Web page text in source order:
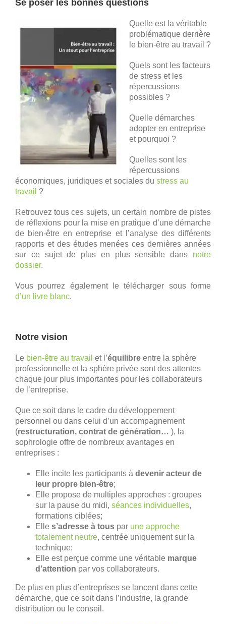
Se poser les bonnes questions
Quelle est la véritable
problématique derrière
le bien-être au travail ?
Quels sont les facteurs
de stress et les
répercussions
possibles ?
Quelle démarches
adopter en entreprise
et pourquoi ?
Quelles sont les
répercussions
économiques, juridiques et sociales du stress au
travail ?
Retrouvez tous ces sujets, un certain nombre de pistes
de réflexions pour la mise en pratique d’une démarche
de bien-être en entreprise et l’analyse des différents
rapports et des études menées ces dernières années
sur ce sujet de plus en plus sensible dans notre
dossier.
Vous pourrez également le télécharger sous forme
d’un livre blanc.
Notre vision
Le bien-être au travail et l’équilibreentre la sphère
professionnelle et la sphère privée sont des attentes
chaque jour plus importantes pour les collaborateurs
de l’entreprise.
Que ce soit dans le cadre du développement
personnel ou dans celui d’un accompagnement
(restructuration, contrat de génération… ), la
sophrologie offre de nombreux avantages en
entreprises :
Elle incite les participants à devenir acteur de
leur propre bien-être;
Elle propose de multiples approches : groupes
sur la pause du midi, séances individuelles,
formations ciblées;
Elle s’adresse à touspar une approche
totalement neutre, centrée uniquement sur la
technique;
Elle est perçue comme une véritable marque
d’attention par vos collaborateurs.
De plus en plus d’entreprises se lancent dans cette
démarche, que ce soit dans l’industrie, la grande
distribution ou le conseil.